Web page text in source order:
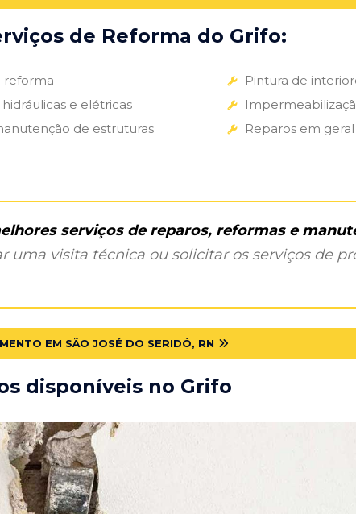
de Reforma do Grifo:
reforma
e elétricas
de estruturas
Pintura de
Reparos em geral
serviços de reparos, reformas e
uma visita técnica ou solicitar os serviços de
EM SÃO JOSÉ DO SERIDÓ, RN
disponíveis no Grifo